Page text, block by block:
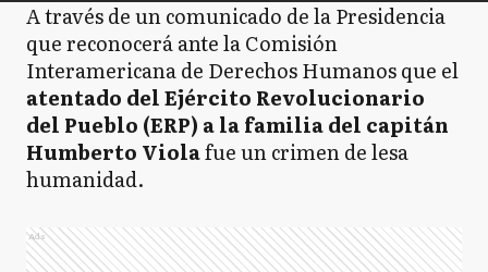
A través de un comunicado de la Presidencia
que reconocerá ante la Comisión
Interamericana de Derechos Humanos que el
atentado del Ejército Revolucionario
del Pueblo (ERP) a la familia del capitán
Humberto Violafue un crimen de lesa
humanidad.
Ads